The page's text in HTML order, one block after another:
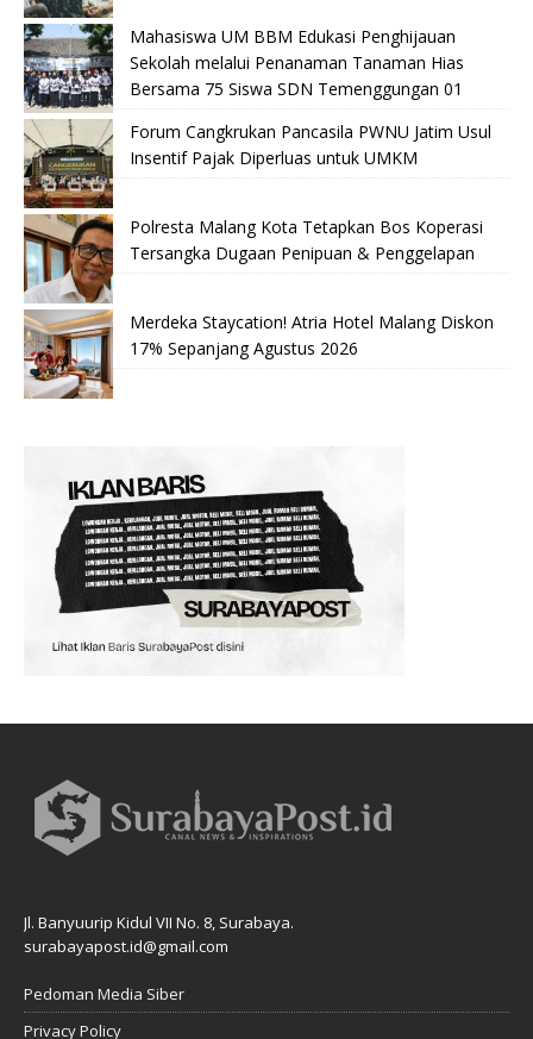
Mahasiswa UM BBM Edukasi Penghijauan
Sekolah melalui Penanaman Tanaman Hias
Bersama 75 Siswa SDN Temenggungan 01
Forum Cangkrukan Pancasila PWNU Jatim Usul
Insentif Pajak Diperluas untuk UMKM
Polresta Malang Kota Tetapkan Bos Koperasi
Tersangka Dugaan Penipuan & Penggelapan
Merdeka Staycation! Atria Hotel Malang Diskon
17% Sepanjang Agustus 2026
Jl. Banyuurip Kidul VII No. 8, Surabaya.
surabayapost.id@gmail.com
Pedoman Media Siber
Privacy Policy